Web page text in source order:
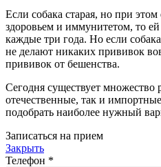
Если собака старая, но при
здоровьем и иммунитетом, то
каждые три года. Но если
не делают никаких прививок
прививок от бешенства.
Сегодня существует множество
отечественные, так и
подобрать наиболее нужный
Записаться на прием
Закрыть
Телефон *